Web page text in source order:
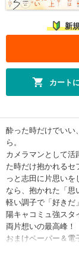
新
カート
酔った時だけでい
ら。
カメラマンとして活
た時だけ抱かれる
っと志田に片思い
なら、抱かれた「思
軽い調子で「好き
陽キャコミュ強スタ
両片想いの最高峰！
おまけペーパー＆電